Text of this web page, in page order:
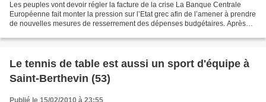
Les peuples vont devoir régler la facture de la crise La Banque Centrale
Européenne fait monter la pression sur l’Etat grec afin de l’amener à prendre
de nouvelles mesures de resserrement des dépenses budgétaires. Après
Le tennis de table est aussi un sport d'équipe à
Saint-Berthevin (53)
Publié le 15/02/2010 à 23:55